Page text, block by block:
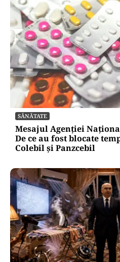
SĂNĂTATE
Mesajul Agenției
De ce au fost blocate
Colebil și Panzcebil